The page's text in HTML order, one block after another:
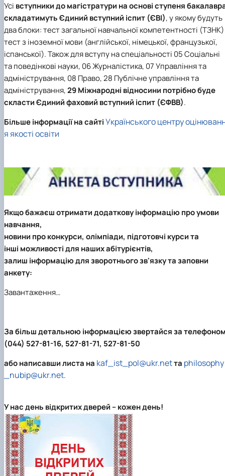
Усі вступники до магістратури на основі ступеня
складатимуть Єдиний вступний іспит (ЄВІ), у якому будуть
два блоки: тест загальної навчальної компетентності (ТЗНК)
тест з іноземної мови (англійської, німецької, французької,
іспанської). Також для вступу на спеціальності 05 Соціальні
та поведінкові науки, 06 Журналістика, 07 Управління та
адміністрування, 08 Право, 28 Публічне управління та
адміністрування,29 Міжнародні відносини потрібно буде
скласти Єдиний фаховий вступний іспит (ЄФВВ).
Більше інформації на сайтіУкраїнського центру
я якості освіти
Якщо бажаєш отримати додаткову інформацію про умови
навчання,
новини про конкурси, олімпіади, підготовчі курси та
інші можливості для наших абітурієнтів,
залиш інформацію для зворотнього зв'язку та заповни
анкету:
Завантаження…
За більш детальною інформацією звертайсяза
(044) 527-81-16, 527-81-71, 527-81-50
або написавши листа на kaf_ist_pol@ukr.netта philosophy
_nubip@ukr.net.
У нас день відкритих дверей – кожен день!